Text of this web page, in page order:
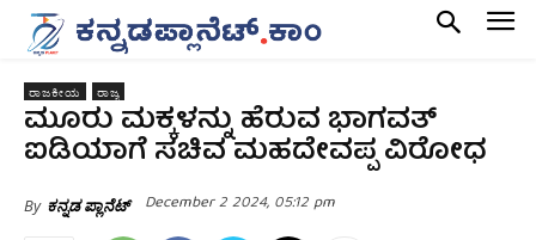
ರಾಜಕೀಯ ರಾಜ್ಯ
ಮೂರು ಮಕ್ಕಳನ್ನು ಹೆರುವ ಭಾಗವತ್
ಐಡಿಯಾಗೆ ಸಚಿವ ಮಹದೇವಪ್ಪ ವಿರೋಧ
By ಕನ್ನಡ ಪ್ಲಾನೆಟ್ December 2 2024, 05:12 pm